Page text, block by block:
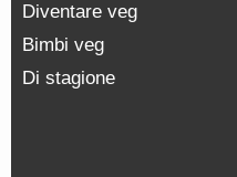
Diventare veg
Bimbi veg
Di stagione